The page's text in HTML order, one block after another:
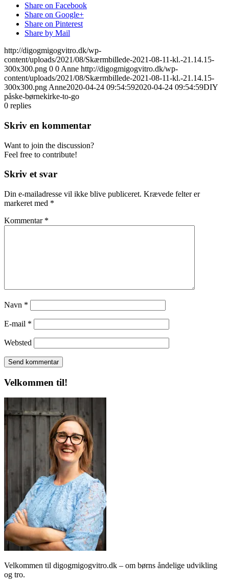
Share on Facebook
Share on Google+
Share on Pinterest
Share by Mail
http://digogmigogvitro.dk/wp-
content/uploads/2021/08/Skærmbillede-2021-08-11-kl.-21.14.15-
300x300.png 0 0 Anne http://digogmigogvitro.dk/wp-
content/uploads/2021/08/Skærmbillede-2021-08-11-kl.-21.14.15-
300x300.png Anne2020-04-24 09:54:592020-04-24 09:54:59DIY
påske-børnekirke-to-go
0 replies
Skriv en kommentar
Want to join the discussion?
Feel free to contribute!
Skriv et svar
Din e-mailadresse vil ikke blive publiceret. Krævede felter er
markeret med *
Kommentar *
Navn *
E-mail *
Websted
Velkommen til!
Velkommen til digogmigogvitro.dk – om børns åndelige udvikling
og tro.